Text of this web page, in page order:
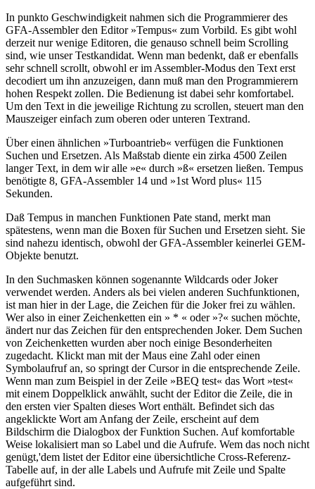
In punkto Geschwindigkeit nahmen sich die Programmierer des
GFA-Assembler den Editor »Tempus« zum Vorbild. Es gibt wohl
derzeit nur wenige Editoren, die genauso schnell beim Scrolling
sind, wie unser Testkandidat. Wenn man bedenkt, daß er ebenfalls
sehr schnell scrollt, obwohl er im Assembler-Modus den Text erst
decodiert um ihn anzuzeigen, dann muß man den Programmierern
hohen Respekt zollen. Die Bedienung ist dabei sehr komfortabel.
Um den Text in die jeweilige Richtung zu scrollen, steuert man den
Mauszeiger einfach zum oberen oder unteren Textrand.
Über einen ähnlichen »Turboantrieb« verfügen die Funktionen
Suchen und Ersetzen. Als Maßstab diente ein zirka 4500 Zeilen
langer Text, in dem wir alle »e« durch »ß« ersetzen ließen. Tempus
benötigte 8, GFA-Assembler 14 und »1st Word plus« 115
Sekunden.
Daß Tempus in manchen Funktionen Pate stand, merkt man
spätestens, wenn man die Boxen für Suchen und Ersetzen sieht. Sie
sind nahezu identisch, obwohl der GFA-Assembler keinerlei GEM-
Objekte benutzt.
In den Suchmasken können sogenannte Wildcards oder Joker
verwendet werden. Anders als bei vielen anderen Suchfunktionen,
ist man hier in der Lage, die Zeichen für die Joker frei zu wählen.
Wer also in einer Zeichenketten ein » * « oder »?« suchen möchte,
ändert nur das Zeichen für den entsprechenden Joker. Dem Suchen
von Zeichenketten wurden aber noch einige Besonderheiten
zugedacht. Klickt man mit der Maus eine Zahl oder einen
Symbolaufruf an, so springt der Cursor in die entsprechende Zeile.
Wenn man zum Beispiel in der Zeile »BEQ test« das Wort »test«
mit einem Doppelklick anwählt, sucht der Editor die Zeile, die in
den ersten vier Spalten dieses Wort enthält. Befindet sich das
angeklickte Wort am Anfang der Zeile, erscheint auf dem
Bildschirm die Dialogbox der Funktion Suchen. Auf komfortable
Weise lokalisiert man so Label und die Aufrufe. Wem das noch nicht
genügt,'dem listet der Editor eine übersichtliche Cross-Referenz-
Tabelle auf, in der alle Labels und Aufrufe mit Zeile und Spalte
aufgeführt sind.